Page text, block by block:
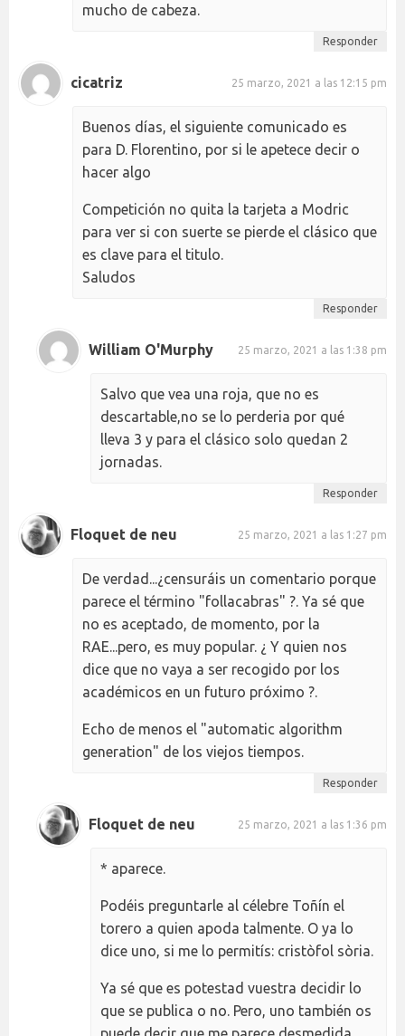
mucho de cabeza.
Responder
cicatriz 25 marzo, 2021 a las 12:15 pm
Buenos días, el siguiente comunicado es
para D. Florentino, por si le apetece decir o
hacer algo
Competición no quita la tarjeta a Modric
para ver si con suerte se pierde el clásico que
es clave para el titulo.
Saludos
Responder
William O'Murphy 25 marzo, 2021 a las 1:38 pm
Salvo que vea una roja, que no es
descartable,no se lo perderia por qué
lleva 3 y para el clásico solo quedan 2
jornadas.
Responder
Floquet de neu 25 marzo, 2021 a las 1:27 pm
De verdad...¿censuráis un comentario porque
parece el término "follacabras" ?. Ya sé que
no es aceptado, de momento, por la
RAE...pero, es muy popular. ¿ Y quien nos
dice que no vaya a ser recogido por los
académicos en un futuro próximo ?.
Echo de menos el "automatic algorithm
generation" de los viejos tiempos.
Responder
Floquet de neu 25 marzo, 2021 a las 1:36 pm
* aparece.
Podéis preguntarle al célebre Toñín el
torero a quien apoda talmente. O ya lo
dice uno, si me lo permitís: cristòfol sòria.
Ya sé que es potestad vuestra decidir lo
que se publica o no. Pero, uno también os